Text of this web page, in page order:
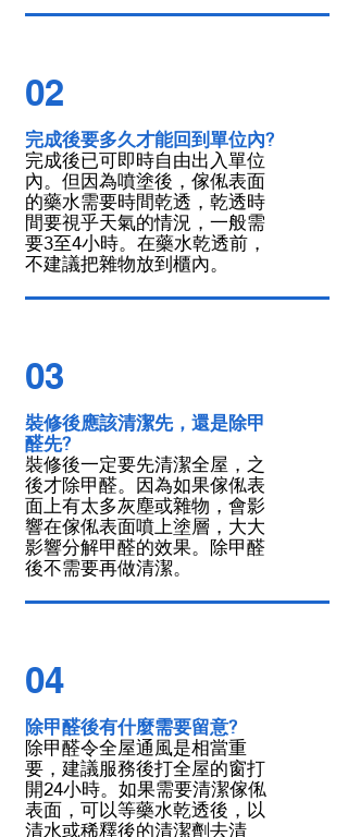
02
完成後要多久才能回到單位內?
完成後已可即時自由出入單位
內。但因為噴塗後，傢俬表面
的藥水需要時間乾透，乾透時
間要視乎天氣的情況，一般需
要3至4小時。在藥水乾透前，
不建議把雜物放到櫃內。
03
裝修後應該清潔先，還是除甲
醛先?
裝修後一定要先清潔全屋，之
後才除甲醛。因為如果傢俬表
面上有太多灰塵或雜物，會影
響在傢俬表面噴上塗層，大大
影響分解甲醛的效果。除甲醛
後不需要再做清潔。
04
除甲醛後有什麼需要留意?
除甲醛令全屋通風是相當重
要，建議服務後打全屋的窗打
開24小時。如果需要清潔傢俬
表面，可以等藥水乾透後，以